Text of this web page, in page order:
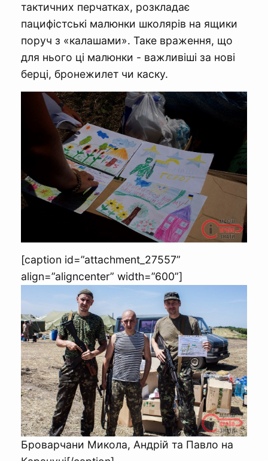
тактичних перчатках, розкладає
пацифістські малюнки школярів на ящики
поруч з «калашами». Таке враження, що
для нього ці малюнки - важливіші за нові
берці, бронежилет чи каску.
[caption id=”attachment_27557”
align=”aligncenter” width=”600”]
Броварчани Микола, Андрій та Павло на